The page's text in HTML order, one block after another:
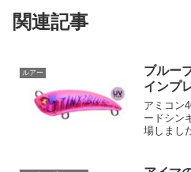
関連記事
ルアー
ブルー
インプ
アミコン
ードシン
場しまし
界へと導